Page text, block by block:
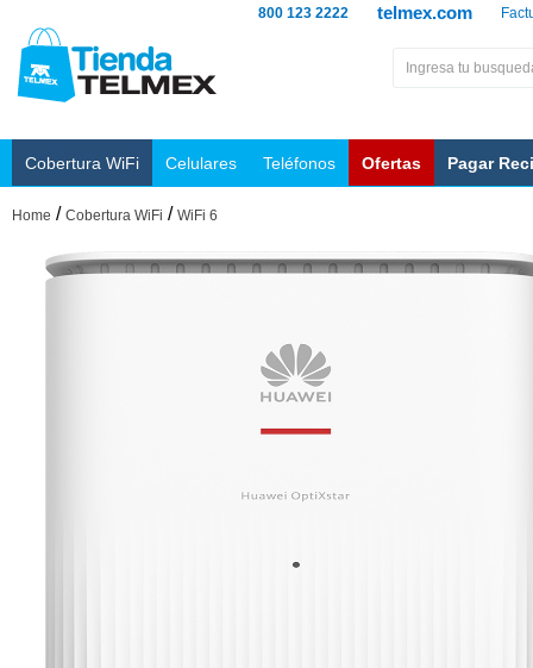
telmex.com
800 123 2222
Cobertura WiFi Celulares Teléfonos Ofertas Pagar
Home / Cobertura WiFi / WiFi 6